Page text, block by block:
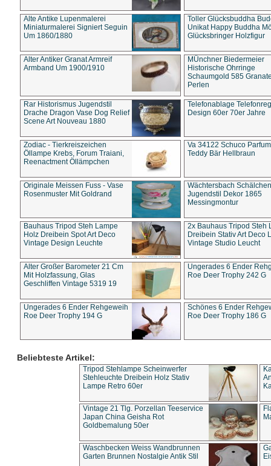
Alte Antike Lupenmalerei
Miniaturmalerei Signiert Seguin
Um 1860/1880
Toller Glücksbuddha
Unikat Happy Buddha
Glücksbringer Holzfigur
Alter Antiker Granat Armreif
Armband Um 1900/1910
MÜnchner Biedermeier
Historische Ohrringe
Schaumgold 585
Perlen
Rar Historismus Jugendstil
Drache Dragon Vase Dog Relief
Scene Art Nouveau 1880
Telefonablage
Design 60er 70er Jahre
Zodiac - Tierkreiszeichen
Öllampe Krebs, Forum Traiani,
Reenactment Öllämpchen
Va 34122 Schuco
Teddy Bär Hellbraun
Originale Meissen Fuss - Vase
Rosenmuster Mit Goldrand
Wächtersbach Schälchen
Jugendstil Dekor 1865
Messingmontur
Bauhaus Tripod Steh Lampe
Holz Dreibein Spot Art Deco
Vintage Design Leuchte
2x Bauhaus Tripod Steh
Dreibein Stativ Art Deco
Vintage Studio Leucht
Alter Großer Barometer 21 Cm
Mit Holzfassung, Glas
Geschliffen Vintage 5319 19
Ungerades 6 Ender
Roe Deer Trophy 242 G
Ungerades 6 Ender Rehgeweih
Roe Deer Trophy 194 G
Schönes 6 Ender
Roe Deer Trophy 186 G
Beliebteste Artikel:
Tripod Stehlampe Scheinwerfer
Stehleuchte Dreibein Holz Stativ
Lampe Retro 60er
Vintage 21 Tlg. Porzellan Teeservice
Japan China Geisha Rot
Goldbemalung 50er
Waschbecken Weiss Wandbrunnen
Garten Brunnen Nostalgie Antik Stil